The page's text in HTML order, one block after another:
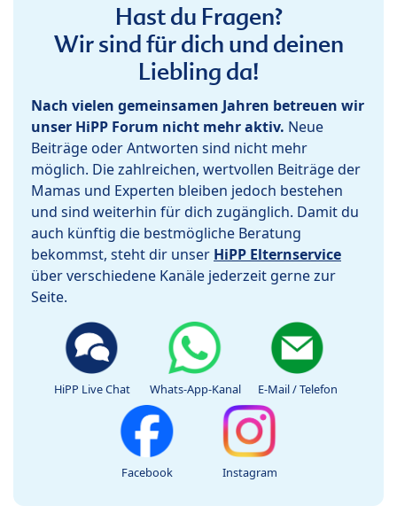
Hast du Fragen?
Wir sind für dich und deinen
Liebling da!
Nach vielen gemeinsamen Jahren betreuen wir
unser HiPP Forum nicht mehr aktiv. Neue
Beiträge oder Antworten sind nicht mehr
möglich. Die zahlreichen, wertvollen Beiträge der
Mamas und Experten bleiben jedoch bestehen
und sind weiterhin für dich zugänglich. Damit du
auch künftig die bestmögliche Beratung
bekommst, steht dir unser HiPP Elternservice
über verschiedene Kanäle jederzeit gerne zur
Seite.
HiPP Live Chat Whats-App-Kanal E-Mail / Telefon
Facebook Instagram